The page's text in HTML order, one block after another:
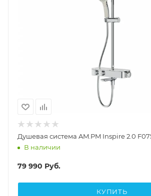
Душевая система AM.PM Inspire 2.0
В наличии
79 990 Руб.
КУПИТЬ